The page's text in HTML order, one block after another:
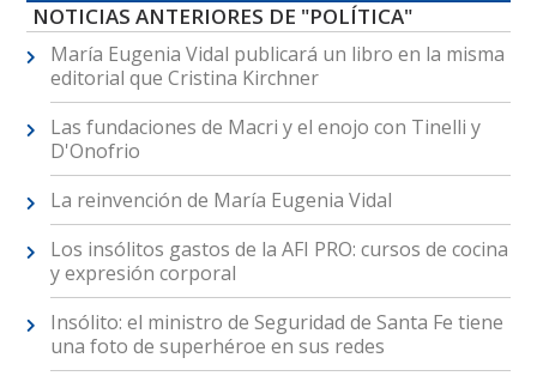
NOTICIAS ANTERIORES DE "POLÍTICA"
María Eugenia Vidal publicará un libro en la misma
editorial que Cristina Kirchner
Las fundaciones de Macri y el enojo con Tinelli y
D'Onofrio
La reinvención de María Eugenia Vidal
Los insólitos gastos de la AFI PRO: cursos de cocina
y expresión corporal
Insólito: el ministro de Seguridad de Santa Fe tiene
una foto de superhéroe en sus redes